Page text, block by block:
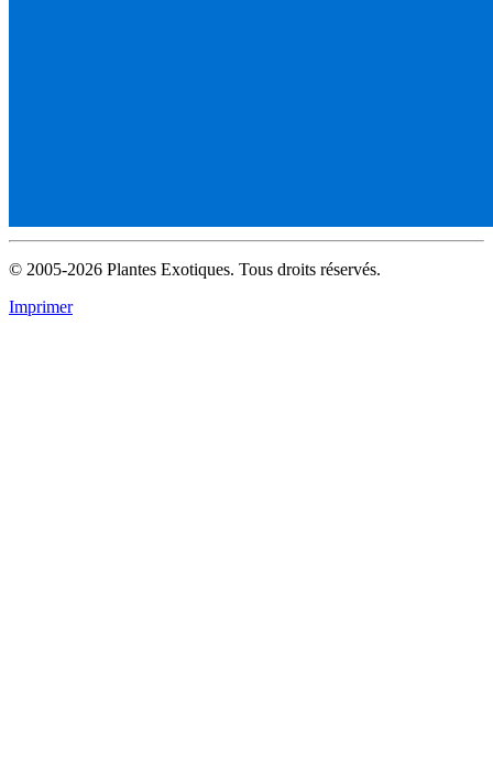
© 2005-2026 Plantes Exotiques. Tous droits réservés.
Imprimer